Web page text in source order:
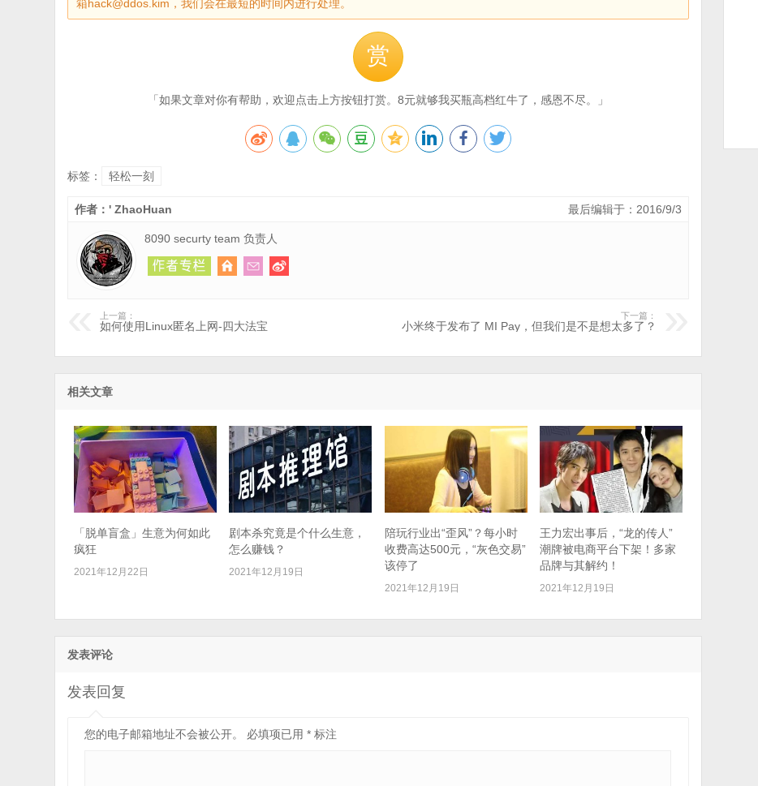
箱hack@ddos.kim，我们会在最短的时间内进行处理。
赏
「如果文章对你有帮助，欢迎点击上方按钮打赏。8元就够我买瓶高档红牛了，感恩不尽。」
标签： 轻松一刻
最后编辑于：2016/9/3
作者：' ZhaoHuan
8090 securty team 负责人
上一篇：
如何使用Linux匿名上网-四大法宝
下一篇：
小米终于发布了 MI Pay，但我们是不是想太多了？
相关文章
「脱单盲盒」生意为何如此
疯狂​
2021年12月22日
剧本杀究竟是个什么生意，
怎么赚钱？
2021年12月19日
陪玩行业出“歪风”？每小时
收费高达500元，“灰色交易”
该停了
2021年12月19日
王力宏出事后，“龙的传人”
潮牌被电商平台下架！多家
品牌与其解约！
2021年12月19日
发表评论
发表回复
您的电子邮箱地址不会被公开。 必填项已用* 标注